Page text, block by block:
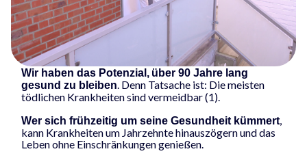
Wir haben das Potenzial, über 90 Jahre lang
gesund zu bleiben. Denn Tatsache ist: Die meisten
tödlichen Krankheiten sind vermeidbar (1).
Wer sich frühzeitig um seine Gesundheit kümmert,
kann Krankheiten um Jahrzehnte hinauszögern und das
Leben ohne Einschränkungen genießen.